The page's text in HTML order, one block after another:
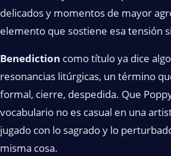
delicados y momentos de mayor
elemento que sostiene esa tensión
Benediction como título ya dice
resonancias litúrgicas, un término
formal, cierre, despedida. Que
vocabulario no es casual en una
jugado con lo sagrado y lo
misma cosa.